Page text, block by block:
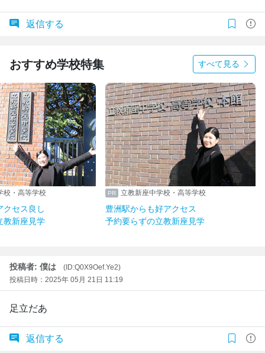
返信する
おすすめ学校特集 すべて見る
校・高等学校
クセス良し
教新座見学
立教新座中学校・高等学校
豊洲駅からも好アクセス
予約要らずの立教新座見学
投稿者: 僕は
(ID:Q0X9Oef.Ye2)
投稿日時：2025年 05月 21日 11:19
足立だあ
返信する